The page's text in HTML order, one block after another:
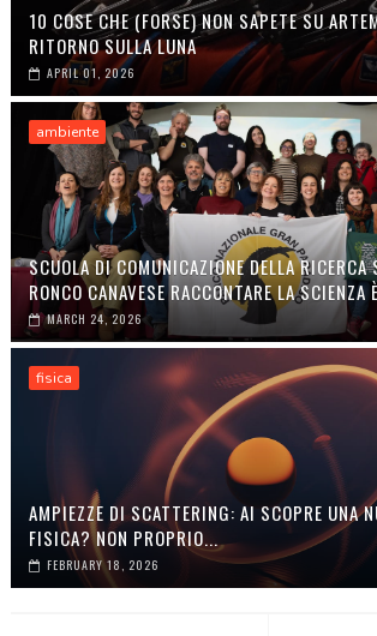
10 COSE CHE (FORSE) NON SAPETE SU
RITORNO SULLA LUNA
APRIL 01, 2026
ambiente
SCUOLA DI COMUNICAZIONE DELLA
RONCO CANAVESE RACCONTARE LA SCIENZA
MARCH 24, 2026
fisica
AMPIEZZE DI SCATTERING: AI SCOPRE UNA
FISICA? NON PROPRIO...
FEBRUARY 18, 2026